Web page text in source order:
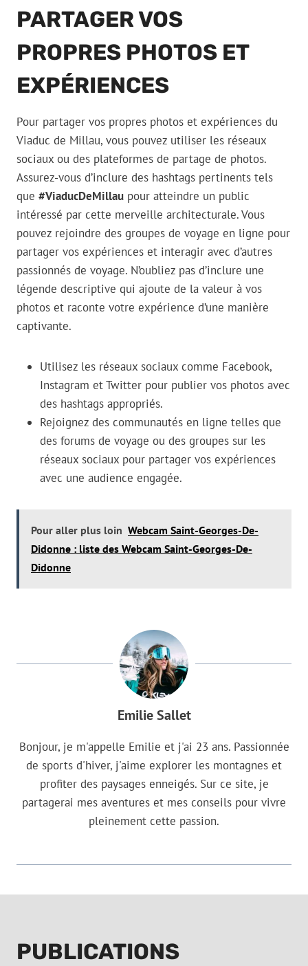
PARTAGER VOS
PROPRES PHOTOS ET
EXPÉRIENCES
Pour partager vos propres photos et expériences du
Viaduc de Millau, vous pouvez utiliser les réseaux
sociaux ou des plateformes de partage de photos.
Assurez-vous d’inclure des hashtags pertinents tels
que #ViaducDeMillau pour atteindre un public
intéressé par cette merveille architecturale. Vous
pouvez rejoindre des groupes de voyage en ligne pour
partager vos expériences et interagir avec d’autres
passionnés de voyage. N’oubliez pas d’inclure une
légende descriptive qui ajoute de la valeur à vos
photos et raconte votre expérience d’une manière
captivante.
Utilisez les réseaux sociaux comme Facebook,
Instagram et Twitter pour publier vos photos avec
des hashtags appropriés.
Rejoignez des communautés en ligne telles que
des forums de voyage ou des groupes sur les
réseaux sociaux pour partager vos expériences
avec une audience engagée.
Pour aller plus loin Webcam Saint-Georges-De-
Didonne : liste des Webcam Saint-Georges-De-
Didonne
Emilie Sallet
Bonjour, je m'appelle Emilie et j'ai 23 ans. Passionnée
de sports d'hiver, j'aime explorer les montagnes et
profiter des paysages enneigés. Sur ce site, je
partagerai mes aventures et mes conseils pour vivre
pleinement cette passion.
PUBLICATIONS